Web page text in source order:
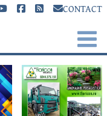
CONTACT